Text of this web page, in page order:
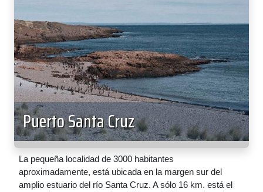
Puerto Santa Cruz
La pequeña localidad de 3000 habitantes
aproximadamente, está ubicada en la margen sur del
amplio estuario del río Santa Cruz. A sólo 16 km. está el